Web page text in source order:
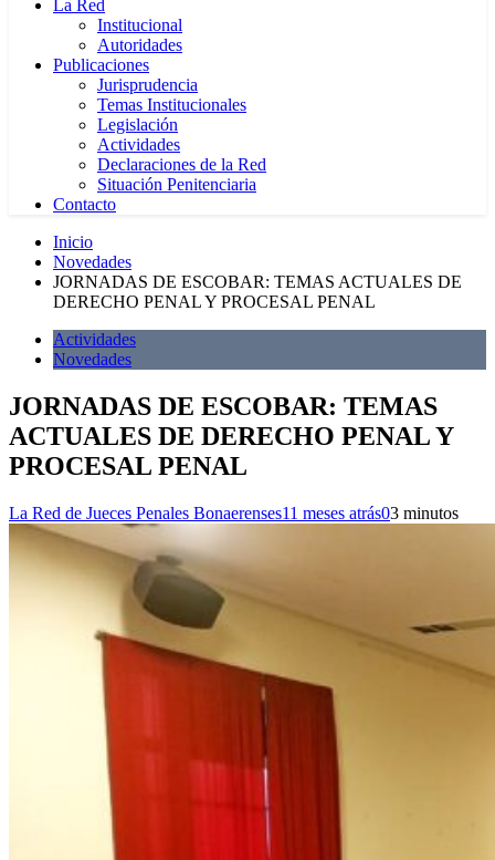
La Red
Institucional
Autoridades
Publicaciones
Jurisprudencia
Temas Institucionales
Legislación
Actividades
Declaraciones de la Red
Situación Penitenciaria
Contacto
Inicio
Novedades
JORNADAS DE ESCOBAR: TEMAS ACTUALES DE
DERECHO PENAL Y PROCESAL PENAL
Actividades
Novedades
JORNADAS DE ESCOBAR: TEMAS
ACTUALES DE DERECHO PENAL Y
PROCESAL PENAL
La Red de Jueces Penales Bonaerenses11 meses atrás03 minutos